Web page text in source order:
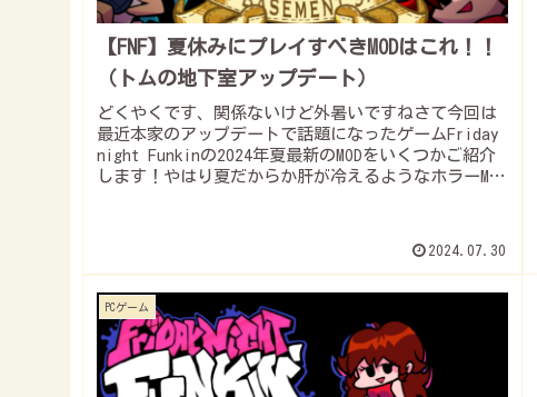
【FNF】夏休みにプレイすべきMODはこれ！！
（トムの地下室アップデート）
どくやくです、関係ないけど外暑いですねさて今回は
最近本家のアップデートで話題になったゲームFriday
night Funkinの2024年夏最新のMODをいくつかご紹介
します！やはり夏だからか肝が冷えるようなホラーMOD
2024.07.30
PCゲーム